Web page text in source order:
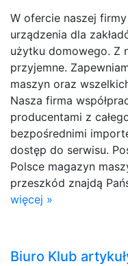
W ofercie naszej
urządzenia dla
użytku domowego. Z
przyjemne.
maszyn oraz
Nasza firma
producentami z
bezpośrednimi
dostęp do serwisu.
Polsce magazyn
przeszkód znajdą
więcej »
Biuro Klub